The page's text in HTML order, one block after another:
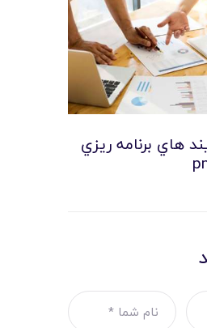
هاي برنامه ريزي